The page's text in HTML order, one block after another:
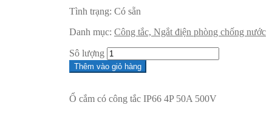
Tình trạng: Có sẵn
Danh mục: Công tắc, Ngắt điện phòng chống nước
Sô lượng
Thêm vào giỏ hàng
Ổ cắm có công tắc IP66 4P 50A 500V